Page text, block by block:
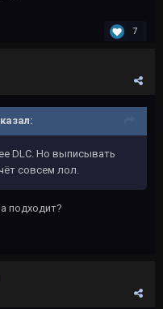
7
DLC. Но выписывать
совсем лол.
подходит?